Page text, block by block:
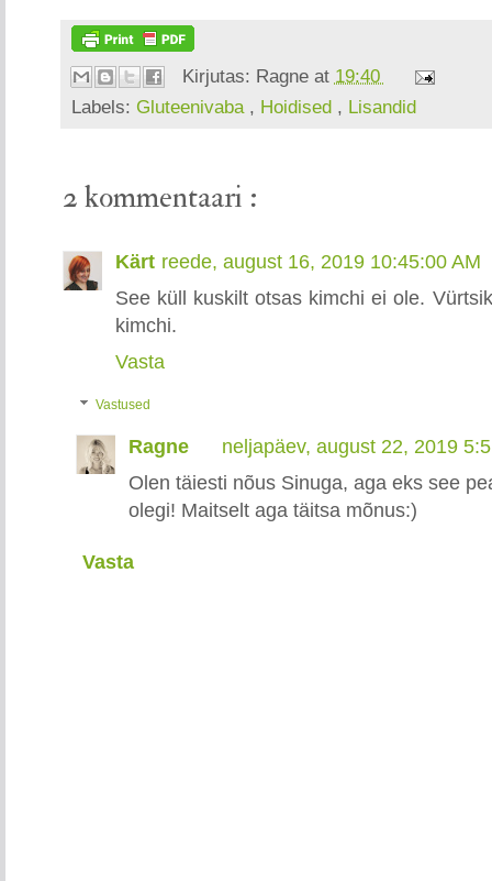
Kirjutas: Ragne at 19:40
Labels: Gluteenivaba , Hoidised , Lisandid
2 kommentaari :
Kärt reede, august 16, 2019 10:45:00 AM
See küll kuskilt otsas kimchi ei ole.
kimchi.
Vasta
Vastused
Ragne
neljapäev, august 22, 2019
Olen täiesti nõus Sinuga, aga eks see
olegi! Maitselt aga täitsa mõnus:)
Vasta